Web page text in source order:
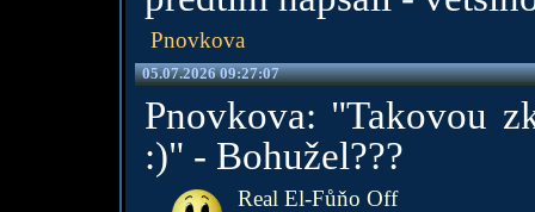
Pnovkova
05.07.2026 09:27:07
Pnovkova: "Takovou
:)" - Bohužel???
Real El-Fůňo Off